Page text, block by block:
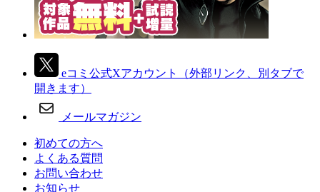
eコミ公式Xアカウント
（外部リンク、別タブで
開きます）
メールマガジン
初めての方へ
よくある質問
お問い合わせ
お知らせ